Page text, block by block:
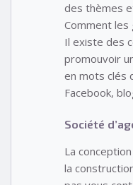
des thèmes
Comment
Il existe des
promouvoir
en mots clés
Facebook,
Société
La
la